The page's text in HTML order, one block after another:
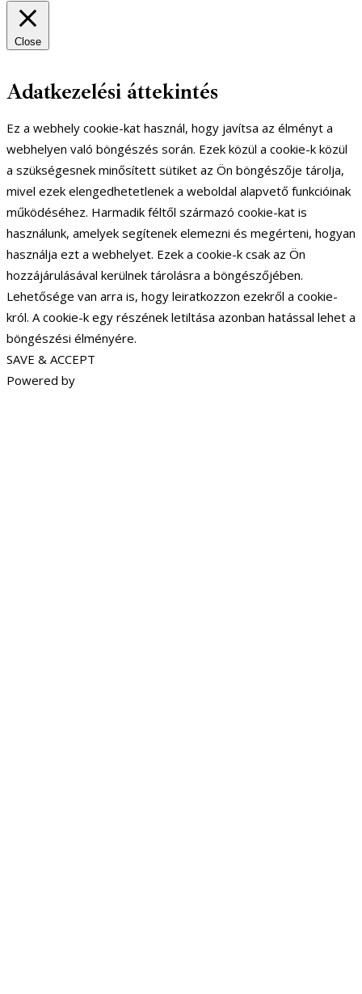
Close
Adatkezelési áttekintés
Ez a webhely cookie-kat használ, hogy javítsa az élményt a
webhelyen való böngészés során. Ezek közül a cookie-k közül
a szükségesnek minősített sütiket az Ön böngészője tárolja,
mivel ezek elengedhetetlenek a weboldal alapvető funkcióinak
működéséhez. Harmadik féltől származó cookie-kat is
használunk, amelyek segítenek elemezni és megérteni, hogyan
használja ezt a webhelyet. Ezek a cookie-k csak az Ön
hozzájárulásával kerülnek tárolásra a böngészőjében.
Lehetősége van arra is, hogy leiratkozzon ezekről a cookie-
król. A cookie-k egy részének letiltása azonban hatással lehet a
böngészési élményére.
SAVE & ACCEPT
Powered by